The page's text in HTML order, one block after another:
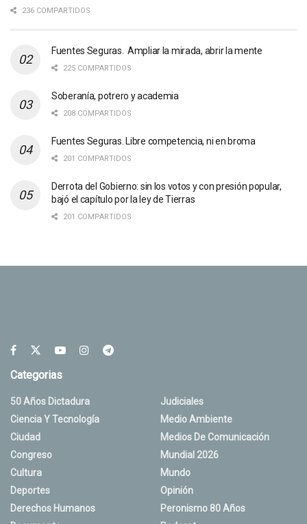
236 COMPARTIDOS
Fuentes Seguras. Ampliar la mirada, abrir la mente
225 COMPARTIDOS
Soberanía, potrero y academia
208 COMPARTIDOS
Fuentes Seguras. Libre competencia, ni en broma
201 COMPARTIDOS
Derrota del Gobierno: sin los votos y con presión popular,
bajó el capítulo por la ley de Tierras
201 COMPARTIDOS
Categorias
50 Años Dictadura
Ciencia Y Tecnología
Ciudad
Congreso
Cultura
Deportes
Derechos Humanos
Judiciales
Medio Ambiente
Medios De Comunicación
Mundial 2026
Mundo
Opinión
Peronismo 80 Años